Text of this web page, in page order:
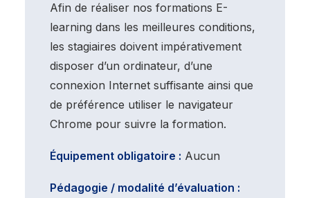
Afin de réaliser nos formations E-
learning dans les meilleures conditions,
les stagiaires doivent impérativement
disposer d’un ordinateur, d’une
connexion Internet suffisante ainsi que
de préférence utiliser le navigateur
Chrome pour suivre la formation.
Équipement obligatoire : Aucun
Pédagogie / modalité d’évaluation :